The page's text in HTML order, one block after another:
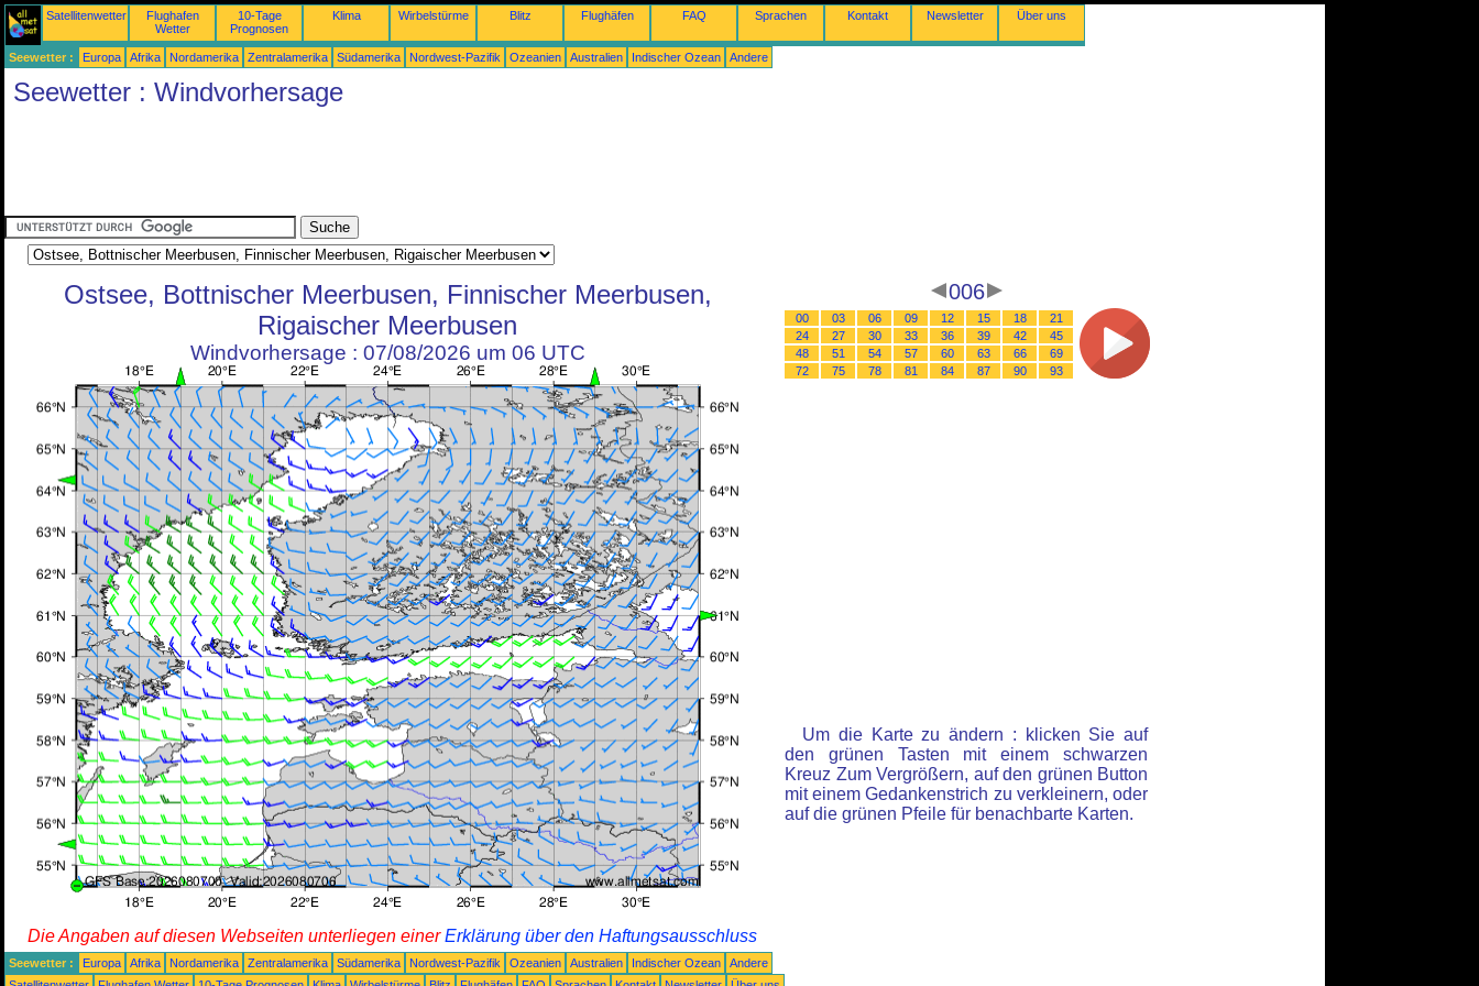
Satellitenwetter
Flughafen
Wetter
10-Tage
Prognosen
Klima Wirbelstürme Blitz Flughäfen FAQ Sprachen Kontakt Newsletter Über uns
Seewetter : Europa Afrika Nordamerika Zentralamerika Südamerika Nordwest-Pazifik Ozeanien Australien Indischer Ozean Andere
Seewetter : Windvorhersage
Ostsee, Bottnischer Meerbusen, Finnischer Meerbusen,
Rigaischer Meerbusen
Windvorhersage : 07/08/2026 um 06 UTC
006
00 03 06 09 12 15 18
21
24
27 30 33 36 39 42
45
48
51 54 57 60 63 66
69
72
75 78 81 84 87 90 93
Um die Karte zu ändern : klicken Sie auf
den grünen Tasten mit einem schwarzen
Kreuz Zum Vergrößern, auf den grünen Button
mit einem Gedankenstrich zu verkleinern, oder
auf die grünen Pfeile für benachbarte Karten.
Die Angaben auf diesen Webseiten unterliegen einerErklärung über den Haftungsausschluss
Seewetter : Europa Afrika Nordamerika Zentralamerika Südamerika Nordwest-Pazifik Ozeanien Australien Indischer Ozean
Andere